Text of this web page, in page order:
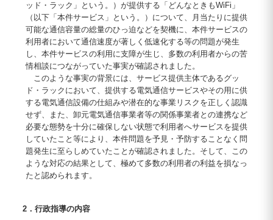
ッド・ラック」という。）が提供する「どんなときもWiFi」
（以下「本件サービス」という。）について、月当たりに提供
可能な通信容量の総量のひっ迫などを契機に、本件サービスの
利用者において通信速度が著しく低速化する等の問題が発生
し、本件サービスの利用に支障が生じ、多数の利用者からの苦
情相談につながっていた事実が確認されました。
このような事実の背景には、サービス提供主体であるグッ
ド・ラックにおいて、提供する電気通信サービスやその用に供
する電気通信設備の仕組みや潜在的な事業リスクを正しく認識
せず、また、卸元電気通信事業者等の関係事業者との連携など
必要な態勢を十分に確保しない状態で利用者へサービスを提供
していたこと等により、本件問題を予見・予防することなく問
題発生に至らしめていたことが確認されました。そして、この
ような対応の結果として、極めて多数の利用者の利益を損なっ
たと認められます。
2．行政指導の内容